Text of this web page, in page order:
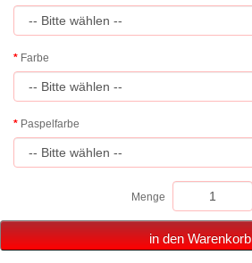
Farbe
Paspelfarbe
Menge
in den Warenkorb